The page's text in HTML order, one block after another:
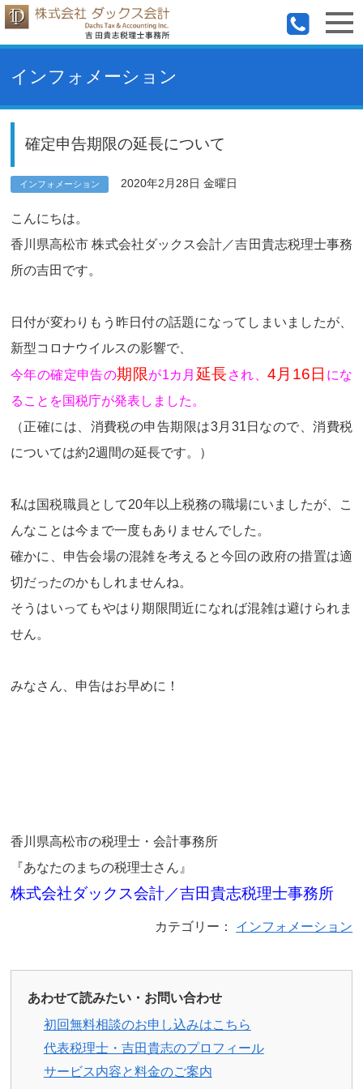
インフォメーション
確定申告期限の延長について
インフォメーション 2020年2月28日 金曜日
こんにちは。
香川県高松市 株式会社ダックス会計／吉田貴志税理士事務
所の吉田です。
日付が変わりもう昨日付の話題になってしまいましたが、
新型コロナウイルスの影響で、
今年の確定申告の期限が1カ月 延長され、4月16日 にな
ることを国税庁が発表しました。
（正確には、消費税の申告期限は3月31日なので、消費税
については約2週間の延長です。）
私は国税職員として20年以上税務の職場にいましたが、こ
んなことは今まで一度もありませんでした。
確かに、申告会場の混雑を考えると今回の政府の措置は適
切だったのかもしれませんね。
そうはいってもやはり期限間近になれば混雑は避けられま
せん。
みなさん、申告はお早めに！
香川県高松市の税理士・会計事務所
『あなたのまちの税理士さん』
株式会社ダックス会計／吉田貴志税理士事務所
カテゴリー： インフォメーション
あわせて読みたい・お問い合わせ
初回無料相談のお申し込みはこちら
代表税理士・吉田貴志のプロフィール
サービス内容と料金のご案内